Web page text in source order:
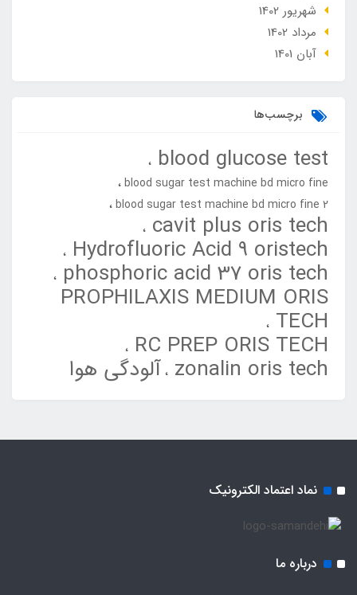
شهریور 1402
مرداد 1402
آبان 1401
برچسب‌ها
blood glucose test
blood sugar test machine bd micro fine
blood sugar test machine bd micro fine 2
cavit plus oris tech
Hydrofluoric Acid 9 oristech
phosphoric acid 37 oris tech
PROPHILAXIS MEDIUM ORIS
TECH
RC PREP ORIS TECH
zonalin oris tech آلودگی هوا
نماد اعتماد الکترونیک
درباره ما